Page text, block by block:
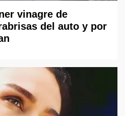
vinagre de
del auto y por